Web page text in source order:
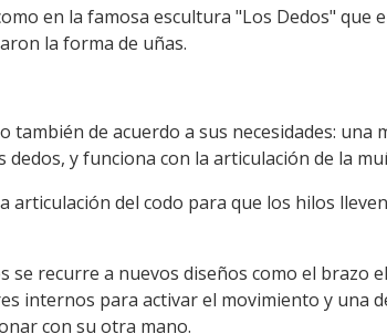
en la famosa escultura "Los Dedos" que
la forma de uñas.
de acuerdo a sus necesidades: una
y funciona con la articulación de la
del codo para que los hilos
se recurre a nuevos diseños como el brazo
internos para activar el movimiento y una
con su otra mano.